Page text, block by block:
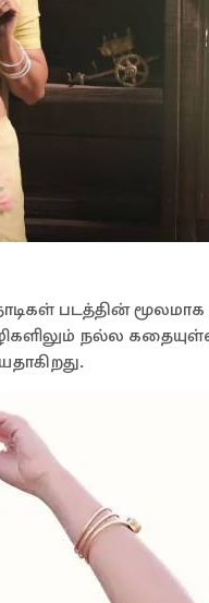
படத்தின் மூலமாக
நல்ல